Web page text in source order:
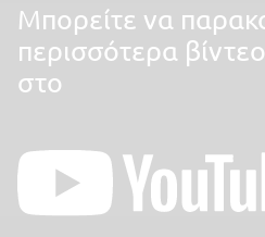
Mπορείτε να
περισσότερα
στο